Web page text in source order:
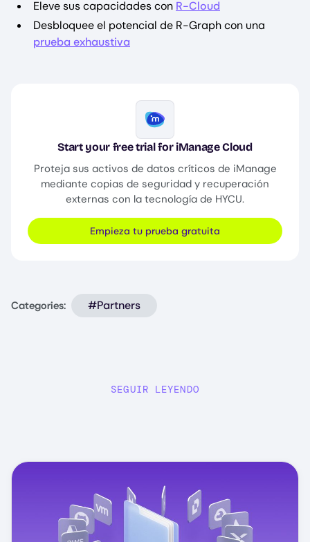
Eleve sus capacidades con R-Cloud
Desbloquee el potencial de R-Graph con una
prueba exhaustiva
Image
Start your free trial for iManage Cloud
Proteja sus activos de datos críticos de iManage
mediante copias de seguridad y recuperación
externas con la tecnología de HYCU.
Empieza tu prueba gratuita
Categories: #Partners
SEGUIR LEYENDO